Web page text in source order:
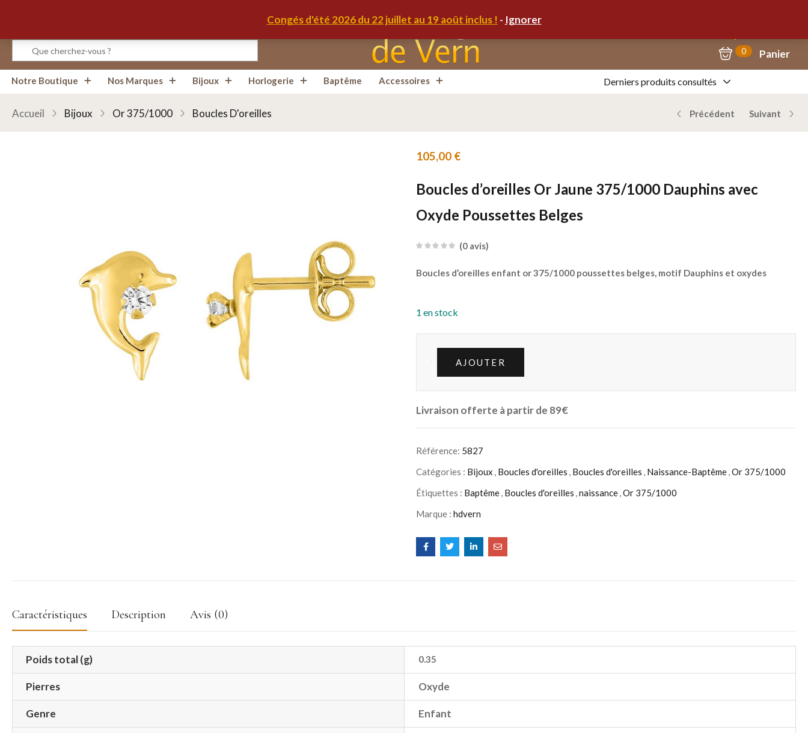
Congés d'été 2026 du 22 juillet au 19 août inclus ! - Ignorer
0 Panier
Notre Boutique Nos Marques Bijoux Horlogerie Baptême Accessoires Derniers produits consultés
Accueil Bijoux Or 375/1000 Boucles D'oreilles Précédent Suivant
105,00 €
Boucles d’oreilles Or Jaune 375/1000 Dauphins avec
Oxyde Poussettes Belges
0 avis
Boucles d’oreilles enfant or 375/1000 poussettes belges, motif Dauphins et oxydes
1 en stock
AJOUTER
Livraison offerte à partir de 89€
Référence: 5827
Catégories : Bijoux , Boucles d'oreilles , Boucles d'oreilles , Naissance-Baptême,Or 375/1000
Étiquettes : Baptême, Boucles d'oreilles ,naissance,Or 375/1000
Marque : hdvern
Caractéristiques Description Avis (0)
Poids total (g) 0.35
Pierres Oxyde
Genre Enfant